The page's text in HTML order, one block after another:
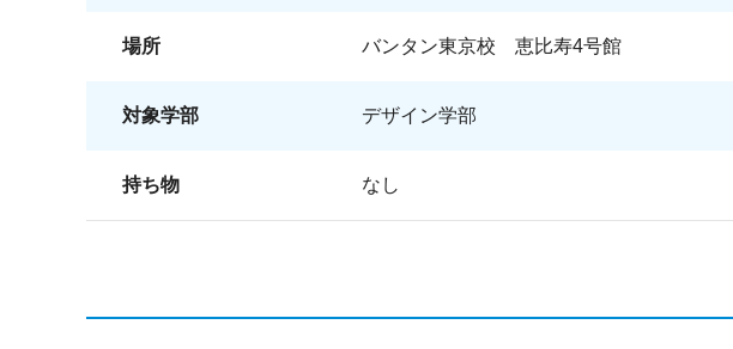
場所 バンタン東京校 恵比寿4号館
対象学部 デザイン学部
持ち物 なし